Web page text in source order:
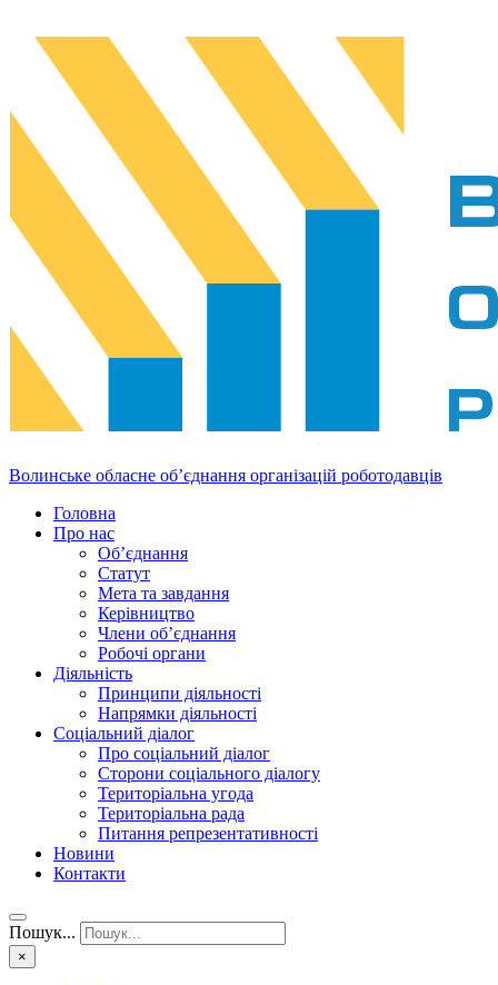
Волинське обласне об’єднання організацій роботодавців
Головна
Про нас
Об’єднання
Статут
Мета та завдання
Керівництво
Члени об’єднання
Робочі органи
Діяльність
Принципи діяльності
Напрямки діяльності
Соціальний діалог
Про соціальний діалог
Сторони соціального діалогу
Територіальна угода
Територіальна рада
Питання репрезентативності
Новини
Контакти
Пошук...
×